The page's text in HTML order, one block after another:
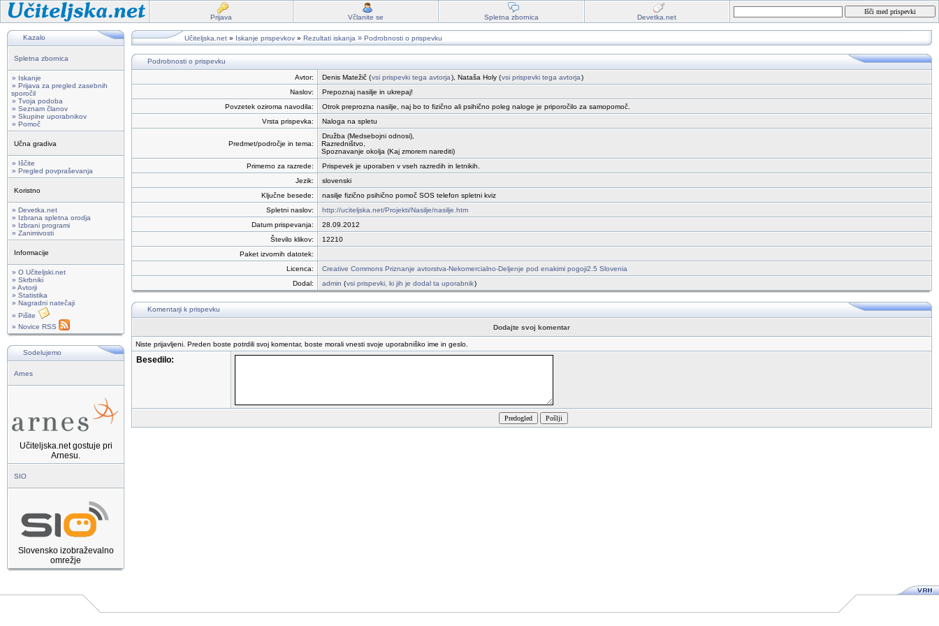
Prijava Včlanite se Spletna zbornica Devetka.net
Kazalo
Spletna zbornica
» Iskanje
» Prijava za pregled zasebnih
sporočil
» Tvoja podoba
» Seznam članov
» Skupine uporabnikov
» Pomoč
Učna gradiva
» Iščite
» Pregled povpraševanja
Koristno
» Devetka.net
» Izbrana spletna orodja
» Izbrani programi
» Zanimivosti
Informacije
» O Učiteljski.net
» Skrbniki
» Avtorji
» Statistika
» Nagradni natečaji
» Pišite
» Novice RSS
Sodelujemo
Arnes
Učiteljska.net gostuje pri
Arnesu.
SIO
Slovensko izobraževalno
omrežje
Učiteljska.net » Iskanje prispevkov » Rezultati iskanja » Podrobnosti o prispevku
Podrobnosti o prispevku
Avtor: Denis Matežič (vsi prispevki tega avtorja), Nataša Holy (vsi prispevki tega avtorja)
Naslov:
Prepoznaj nasilje in ukrepaj!
Povzetek oziroma navodila:
Otrok preprozna nasilje, naj bo to fizično ali psihično poleg naloge je priporočilo za samopomoč.
Vrsta prispevka:
Naloga na spletu
Predmet/področje in tema:
Družba (Medsebojni odnosi),
Razredništvo,
Spoznavanje okolja (Kaj zmorem narediti)
Primerno za razrede:
Prispevek je uporaben v vseh razredih in letnikih.
Jezik:
slovenski
Ključne besede:
nasilje fizično psihično pomoč SOS telefon spletni kviz
Spletni naslov:
http://uciteljska.net/Projekti/Nasilje/nasilje.htm
Datum prispevanja:
28.09.2012
Število klikov:
12210
Paket izvornih datotek:
Licenca:
Creative Commons Priznanje avtorstva-Nekomercialno-Deljenje pod enakimi pogoji2.5 Slovenia
Dodal:
admin (vsi prispevki, ki jih je dodal ta uporabnik)
Komentarji k prispevku
Dodajte svoj komentar
Niste prijavljeni. Preden boste potrdili svoj komentar, boste morali vnesti svoje uporabniško ime in geslo.
Besedilo: